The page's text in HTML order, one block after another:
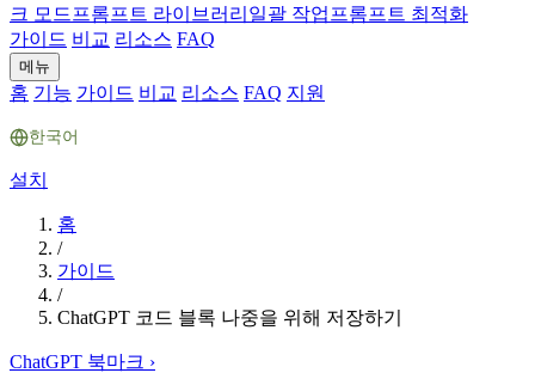
크 모드 프롬프트 라이브러리 일괄 작업 프롬프트 최적화
가이드 비교 리소스 FAQ
메뉴
홈 기능 가이드 비교 리소스 FAQ 지원
한국어
설치
홈
/
가이드
/
ChatGPT 코드 블록 나중을 위해 저장하기
ChatGPT 북마크 ›